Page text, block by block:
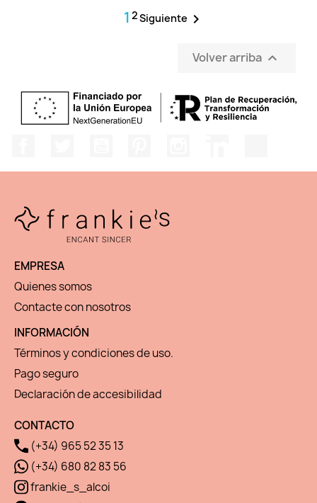
1 2Siguiente 
Volver arriba 
EMPRESA
Quienes somos
Contacte con nosotros
INFORMACIÓN
Términos y condiciones de uso.
Pago seguro
Declaración de accesibilidad
CONTACTO
(+34) 965 52 35 13
(+34) 680 82 83 56
frankie_s_alcoi